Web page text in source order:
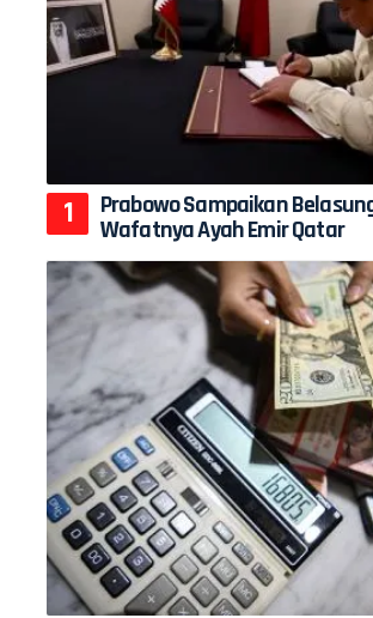
Prabowo Sampaikan
Wafatnya Ayah Emir Qatar